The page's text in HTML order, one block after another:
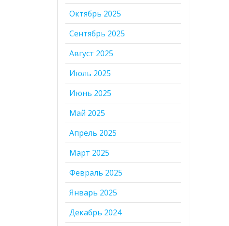
Октябрь 2025
Сентябрь 2025
Август 2025
Июль 2025
Июнь 2025
Май 2025
Апрель 2025
Март 2025
Февраль 2025
Январь 2025
Декабрь 2024